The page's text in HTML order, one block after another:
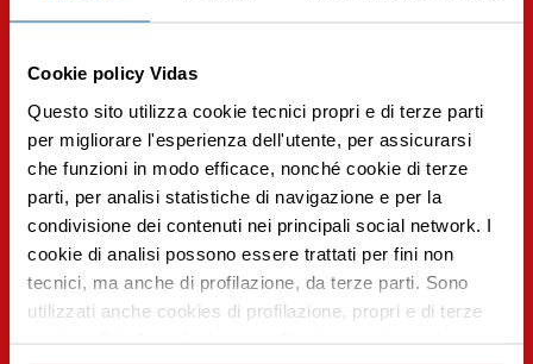
Cookie policy Vidas
Questo sito utilizza cookie tecnici propri e di terze parti
per migliorare l'esperienza dell'utente, per assicurarsi
che funzioni in modo efficace, nonché cookie di terze
parti, per analisi statistiche di navigazione e per la
condivisione dei contenuti nei principali social network. I
cookie di analisi possono essere trattati per fini non
tecnici, ma anche di profilazione, da terze parti. Sono
utilizzati anche cookies di profilazione, propri e di terze
Premi INVIO per cercare o ESC per uscire